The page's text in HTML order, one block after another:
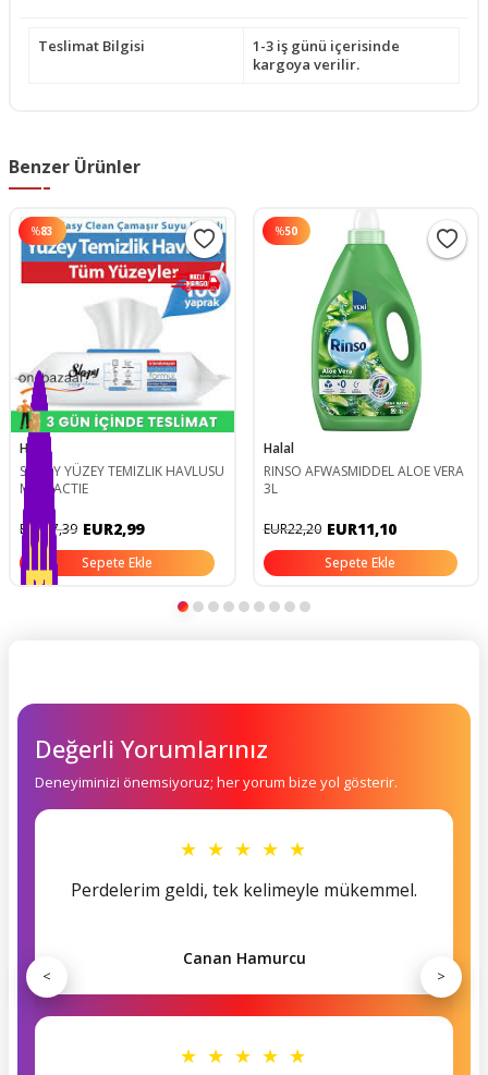
Teslimat Bilgisi
1-3 iş günü içerisinde
kargoya verilir.
Benzer Ürünler
%83
Halal
SLEEPY YÜZEY TEMIZLIK HAVLUSU
MAVI ACTIE
EUR17,39 EUR2,99
Sepete Ekle
%50
Halal
RINSO AFWASMIDDEL ALOE VERA
3L
EUR22,20 EUR11,10
Sepete Ekle
Değerli Yorumlarınız
Deneyiminizi önemsiyoruz; her yorum bize yol gösterir.
★ ★ ★ ★ ★
Perdelerim geldi, tek kelimeyle mükemmel.
Canan Hamurcu
★ ★ ★ ★ ★
< >